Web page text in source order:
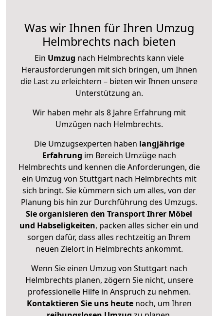
Was wir Ihnen für Ihren Umzug
Helmbrechts nach bieten
Ein Umzug nach Helmbrechts kann viele
Herausforderungen mit sich bringen, um Ihnen
die Last zu erleichtern – bieten wir Ihnen unsere
Unterstützung an.
Wir haben mehr als 8 Jahre Erfahrung mit
Umzügen nach Helmbrechts.
Die Umzugsexperten haben langjährige
Erfahrung im Bereich Umzüge nach
Helmbrechts und kennen die Anforderungen, die
ein Umzug von Stuttgart nach Helmbrechts mit
sich bringt. Sie kümmern sich um alles, von der
Planung bis hin zur Durchführung des Umzugs.
Sie organisieren den Transport Ihrer Möbel
und Habseligkeiten, packen alles sicher ein und
sorgen dafür, dass alles rechtzeitig an Ihrem
neuen Zielort in Helmbrechts ankommt.
Wenn Sie einen Umzug von Stuttgart nach
Helmbrechts planen, zögern Sie nicht, unsere
professionelle Hilfe in Anspruch zu nehmen.
Kontaktieren Sie uns heutenoch, um Ihren